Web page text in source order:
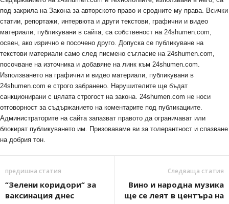
под закрила на Закона за авторското право и сродните му права. Всички
статии, репортажи, интервюта и други текстови, графични и видео
материали, публикувани в сайта, са собственост на 24shumen.com,
освен, ако изрично е посочено друго. Допуска се публикуване на
текстови материали само след писмено съгласие на 24shumen.com,
посочване на източника и добавяне на линк към 24shumen.com.
Използването на графични и видео материали, публикувани в
24shumen.com е строго забранено. Нарушителите ще бъдат
санкционирани с цялата строгост на закона. 24shumen.com не носи
отговорност за съдържанието на коментарите под публикациите.
Администраторите на сайта запазват правото да ограничават или
блокират публикуването им. Призоваваме ви за толерантност и спазване
на добрия тон.
предишна статия
“Зелени коридори“ за
ваксинация днес
Следваща статия
Вино и народна музика
ще се леят в центъра на